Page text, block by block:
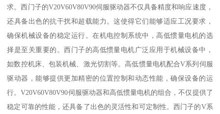
求。西门子的V20V60V80V90伺服驱动器不仅具备精度和响应速度，
还具备出色的抗干扰和超载能力。这使得它们能够适应工况要求，
确保机械设备的稳定运行。在机电控制系统中，高低惯量电机的选
择是至关重要的。西门子的高低惯量电机广泛应用于机械设备中，
如数控机床、包装机械、激光切割等。高低惯量电机配合V系列伺服
驱动器，能够提供更加精密的位置控制和动态性能，确保设备的运
行。V20V60V80V90伺服驱动器和高低惯量电机的组合，不仅提供了
稳定可靠的性能，还具备了出色的灵活性和可定制性。西门子的V系